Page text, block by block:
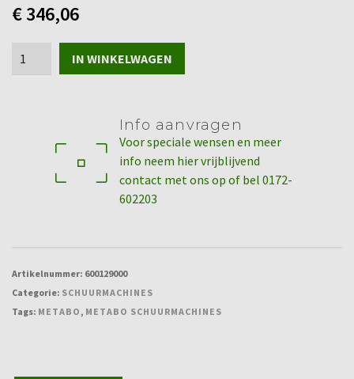
€346,06
Excenterschuurmachine
IN WINKELWAGEN
Info aanvragen
Voor speciale wensen en meer
info neem hier vrijblijvend
contact met ons op of bel 0172-
602203
Artikelnummer: 600129000
Categorie: SCHUURMACHINES
Tags: METABO , METABO SCHUURMACHINES